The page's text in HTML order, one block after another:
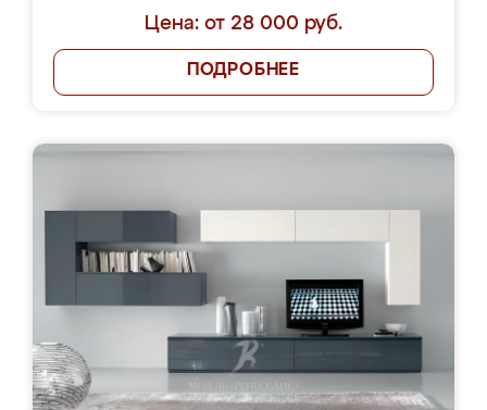
Цена: от 28 000 руб.
ПОДРОБНЕЕ